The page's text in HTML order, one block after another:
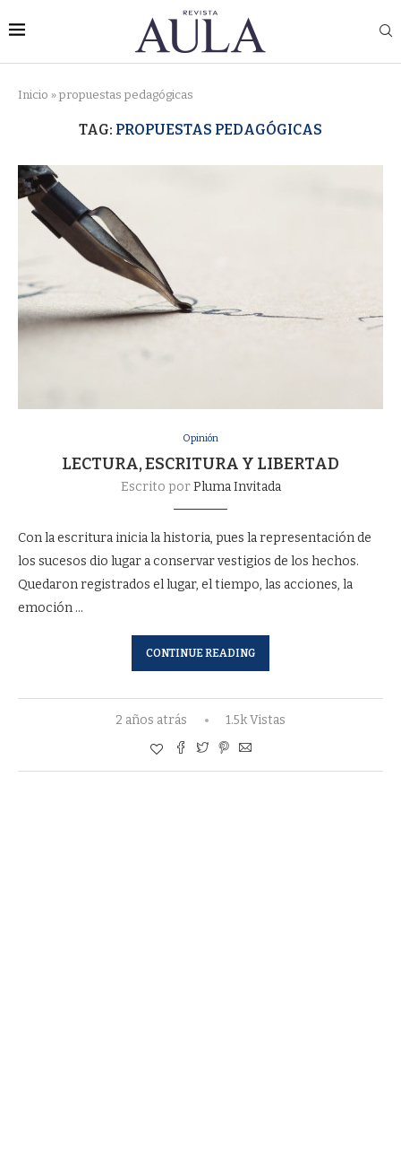
Inicio » propuestas pedagógicas
TAG: PROPUESTAS PEDAGÓGICAS
Opinión
LECTURA, ESCRITURA Y LIBERTAD
Escrito porPluma Invitada
Con la escritura inicia la historia, pues la representación de
los sucesos dio lugar a conservar vestigios de los hechos.
Quedaron registrados el lugar, el tiempo, las acciones, la
emoción …
CONTINUE READING
2 años atrás 1.5k Vistas